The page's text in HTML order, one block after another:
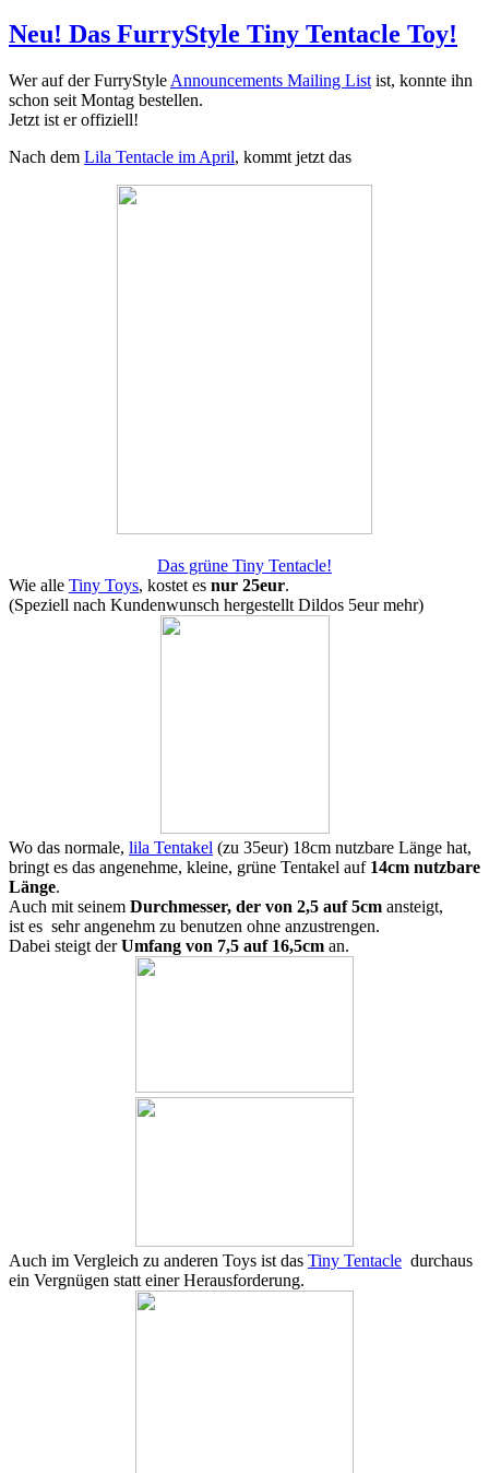
Neu! Das FurryStyle Tiny Tentacle Toy!
Wer auf der FurryStyle Announcements Mailing List ist, konnte ihn
schon seit Montag bestellen.
Jetzt ist er offiziell!
Nach dem Lila Tentacle im April, kommt jetzt das
Das grüne Tiny Tentacle!
Wie alle Tiny Toys, kostet es nur 25eur.
(Speziell nach Kundenwunsch hergestellt Dildos 5eur mehr)
Wo das normale, lila Tentakel (zu 35eur) 18cm nutzbare Länge hat,
bringt es das angenehme, kleine, grüne Tentakel auf 14cm nutzbare
Länge.
Auch mit seinem Durchmesser, der von 2,5 auf 5cm ansteigt,
ist es sehr angenehm zu benutzen ohne anzustrengen.
Dabei steigt derUmfang von 7,5 auf 16,5cm an.
Auch im Vergleich zu anderen Toys ist das Tiny Tentacle durchaus
ein Vergnügen statt einer Herausforderung.